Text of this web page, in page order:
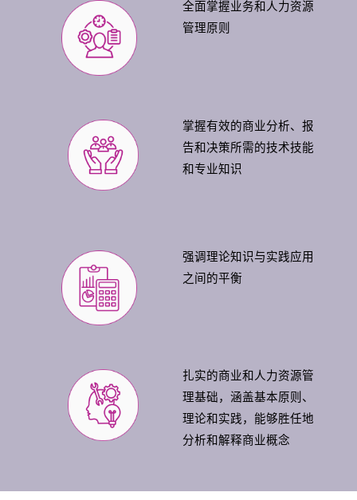
全面掌握业务和人力资源
管理原则
掌握有效的商业分析、报
告和决策所需的技术技能
和专业知识
强调理论知识与实践应用
之间的平衡
扎实的商业和人力资源管
理基础，涵盖基本原则、
理论和实践，能够胜任地
分析和解释商业概念